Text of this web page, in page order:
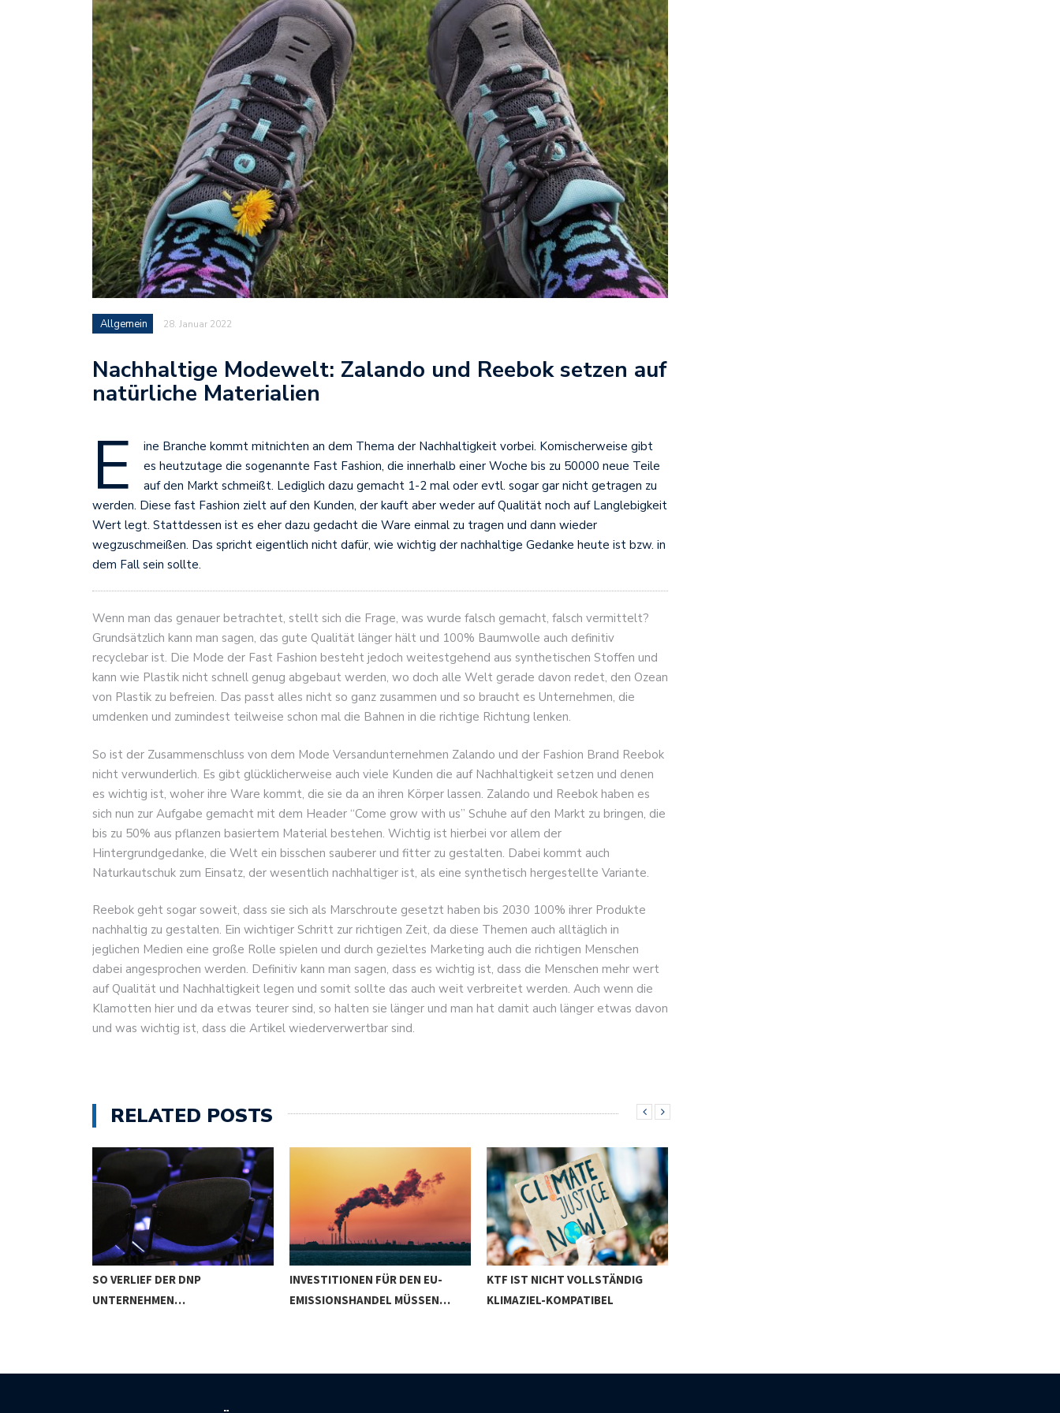
Allgemein 28. Januar 2022
Nachhaltige Modewelt: Zalando und Reebok setzen auf
natürliche Materialien
E
ine Branche kommt mitnichten an dem Thema der Nachhaltigkeit vorbei. Komischerweise gibt
es heutzutage die sogenannte Fast Fashion, die innerhalb einer Woche bis zu 50000 neue Teile
auf den Markt schmeißt. Lediglich dazu gemacht 1-2 mal oder evtl. sogar gar nicht getragen zu
werden. Diese fast Fashion zielt auf den Kunden, der kauft aber weder auf Qualität noch auf Langlebigkeit
Wert legt. Stattdessen ist es eher dazu gedacht die Ware einmal zu tragen und dann wieder
wegzuschmeißen. Das spricht eigentlich nicht dafür, wie wichtig der nachhaltige Gedanke heute ist bzw. in
dem Fall sein sollte.
Wenn man das genauer betrachtet, stellt sich die Frage, was wurde falsch gemacht, falsch vermittelt?
Grundsätzlich kann man sagen, das gute Qualität länger hält und 100% Baumwolle auch definitiv
recyclebar ist. Die Mode der Fast Fashion besteht jedoch weitestgehend aus synthetischen Stoffen und
kann wie Plastik nicht schnell genug abgebaut werden, wo doch alle Welt gerade davon redet, den Ozean
von Plastik zu befreien. Das passt alles nicht so ganz zusammen und so braucht es Unternehmen, die
umdenken und zumindest teilweise schon mal die Bahnen in die richtige Richtung lenken.
So ist der Zusammenschluss von dem Mode Versandunternehmen Zalando und der Fashion Brand Reebok
nicht verwunderlich. Es gibt glücklicherweise auch viele Kunden die auf Nachhaltigkeit setzen und denen
es wichtig ist, woher ihre Ware kommt, die sie da an ihren Körper lassen. Zalando und Reebok haben es
sich nun zur Aufgabe gemacht mit dem Header “Come grow with us” Schuhe auf den Markt zu bringen, die
bis zu 50% aus pflanzen basiertem Material bestehen. Wichtig ist hierbei vor allem der
Hintergrundgedanke, die Welt ein bisschen sauberer und fitter zu gestalten. Dabei kommt auch
Naturkautschuk zum Einsatz, der wesentlich nachhaltiger ist, als eine synthetisch hergestellte Variante.
Reebok geht sogar soweit, dass sie sich als Marschroute gesetzt haben bis 2030 100% ihrer Produkte
nachhaltig zu gestalten. Ein wichtiger Schritt zur richtigen Zeit, da diese Themen auch alltäglich in
jeglichen Medien eine große Rolle spielen und durch gezieltes Marketing auch die richtigen Menschen
dabei angesprochen werden. Definitiv kann man sagen, dass es wichtig ist, dass die Menschen mehr wert
auf Qualität und Nachhaltigkeit legen und somit sollte das auch weit verbreitet werden. Auch wenn die
Klamotten hier und da etwas teurer sind, so halten sie länger und man hat damit auch länger etwas davon
und was wichtig ist, dass die Artikel wiederverwertbar sind.
RELATED POSTS
SO VERLIEF DER DNP
UNTERNEHMEN…
INVESTITIONEN FÜR DEN EU-
EMISSIONSHANDEL MÜSSEN…
KTF IST NICHT VOLLSTÄNDIG
KLIMAZIEL-KOMPATIBEL